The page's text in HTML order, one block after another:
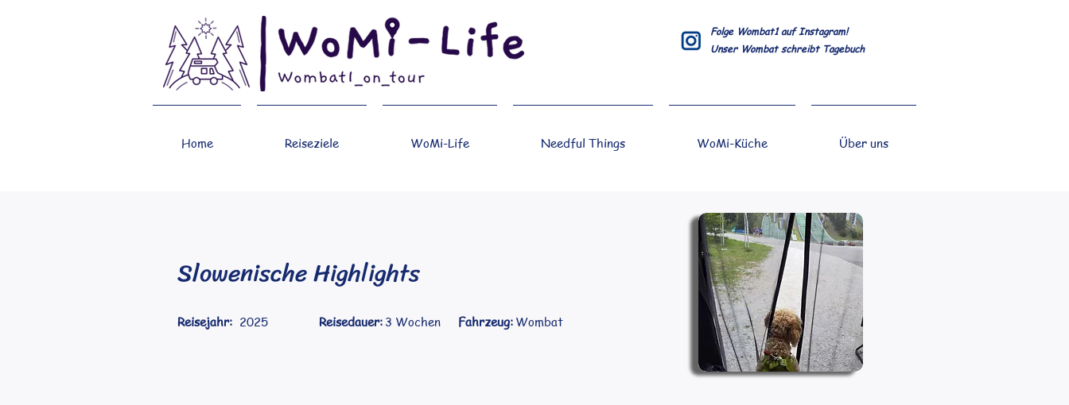
Folge Wombat1 auf Instagram!
Unser Wombat schreibt Tagebuch
Home Reiseziele WoMi-Life Needful Things WoMi-Küche Über uns
Slowenische Highlights
Reisejahr: 2025 Reisedauer: 3 Wochen Fahrzeug: Wombat